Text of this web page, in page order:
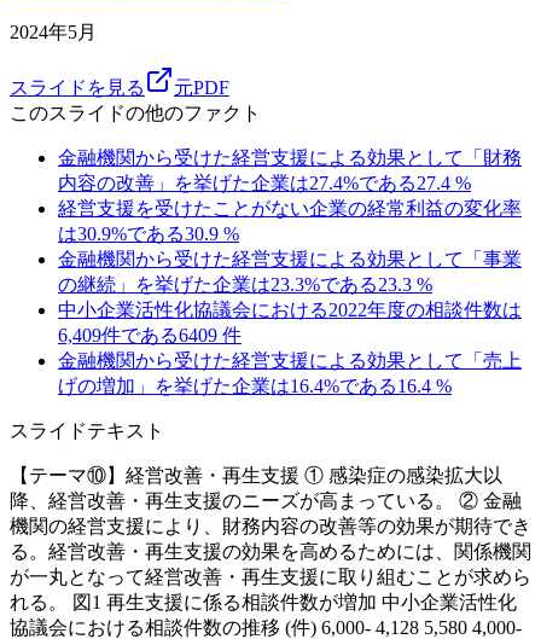
2024年5月
スライドを見る
元PDF
このスライドの他のファクト
金融機関から受けた経営支援による効果として「財務
内容の改善」を挙げた企業は27.4%である27.4 %
経営支援を受けたことがない企業の経常利益の変化率
は30.9%である30.9 %
金融機関から受けた経営支援による効果として「事業
の継続」を挙げた企業は23.3%である23.3 %
中小企業活性化協議会における2022年度の相談件数は
6,409件である6409 件
金融機関から受けた経営支援による効果として「売上
げの増加」を挙げた企業は16.4%である16.4 %
スライドテキスト
【テーマ⑩】経営改善・再生支援 ① 感染症の感染拡大以
降、経営改善・再生支援のニーズが高まっている。 ② 金融
機関の経営支援により、財務内容の改善等の効果が期待でき
る。経営改善・再生支援の効果を高めるためには、関係機関
が一丸となって経営改善・再生支援に取り組むことが求めら
れる。 図1 再生支援に係る相談件数が増加 中小企業活性化
協議会における相談件数の推移 (件) 6,000- 4,128 5,580 4,000-